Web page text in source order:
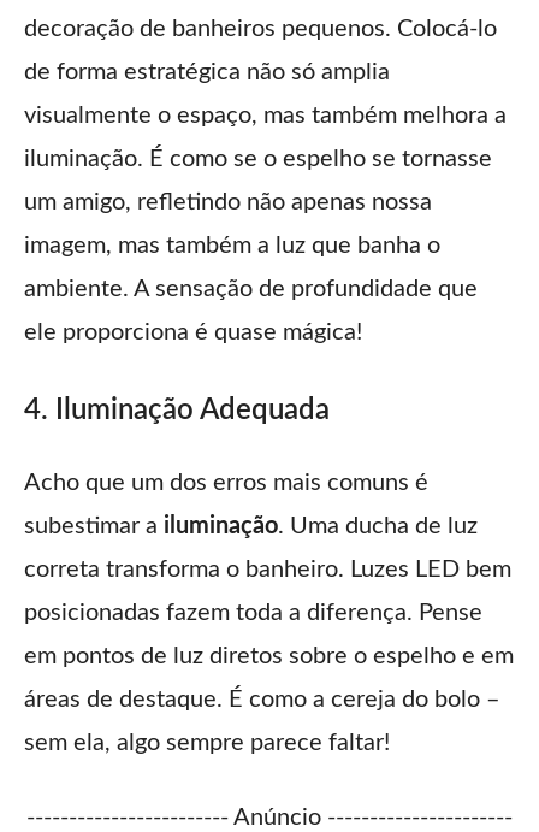
decoração de banheiros pequenos. Colocá-lo
de forma estratégica não só amplia
visualmente o espaço, mas também melhora a
iluminação. É como se o espelho se tornasse
um amigo, refletindo não apenas nossa
imagem, mas também a luz que banha o
ambiente. A sensação de profundidade que
ele proporciona é quase mágica!
4. Iluminação Adequada
Acho que um dos erros mais comuns é
subestimar a iluminação. Uma ducha de luz
correta transforma o banheiro. Luzes LED bem
posicionadas fazem toda a diferença. Pense
em pontos de luz diretos sobre o espelho e em
áreas de destaque. É como a cereja do bolo –
sem ela, algo sempre parece faltar!
------------------------ Anúncio ----------------------